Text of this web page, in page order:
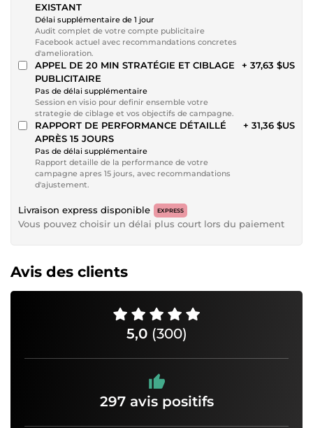
EXISTANT
Délai supplémentaire de 1 jour
Audit complet de votre compte publicitaire
Facebook actuel avec recommandations concretes
d'amelioration.
APPEL DE 20 MIN STRATÉGIE ET CIBLAGE
PUBLICITAIRE
Pas de délai supplémentaire
Session en visio pour definir ensemble votre
strategie de ciblage et vos objectifs de campagne.
+ 37,63 $US
RAPPORT DE PERFORMANCE DÉTAILLÉ
APRÈS 15 JOURS
Pas de délai supplémentaire
Rapport detaille de la performance de votre
campagne apres 15 jours, avec recommandations
d'ajustement.
+ 31,36 $US
Livraison express disponible EXPRESS
Vous pouvez choisir un délai plus court lors du paiement
Avis des clients
5,0 (300)
297 avis positifs